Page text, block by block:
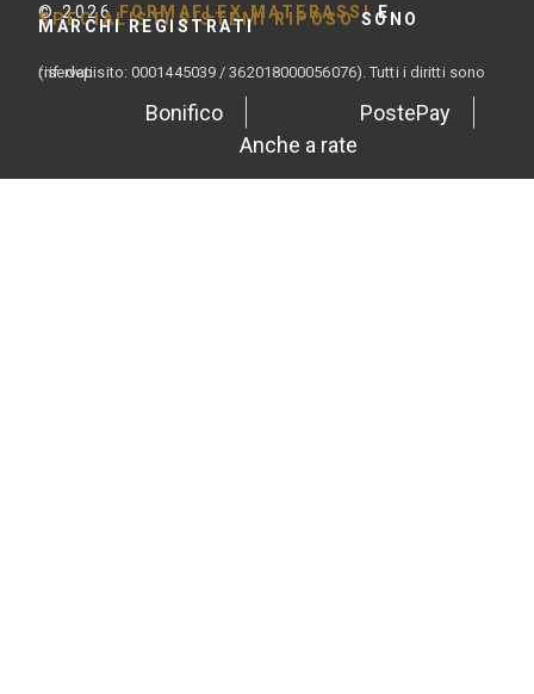
©2026 FORMAFLEX MATERASSIE
SPECIALISTI SISTEMI RIPOSOSONO
MARCHI REGISTRATI
(rif. depisito: 0001445039 / 362018000056076). Tutti i diritti sono riservati.
Bonifico
PostePay
Anche a rate